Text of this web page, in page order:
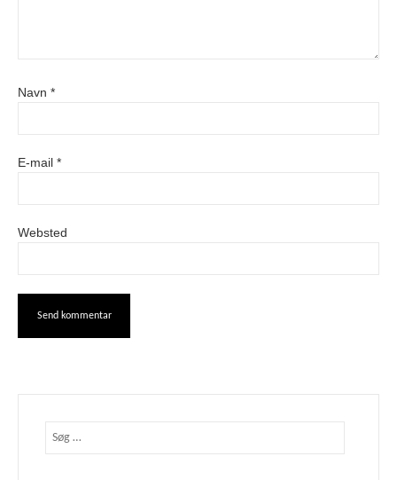
Navn *
E-mail *
Websted